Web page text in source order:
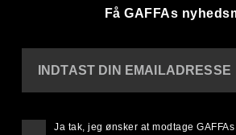
Få GAFFAs
INDTAST DIN EMAILADRESSE
Ja tak, jeg ønsker at modtage